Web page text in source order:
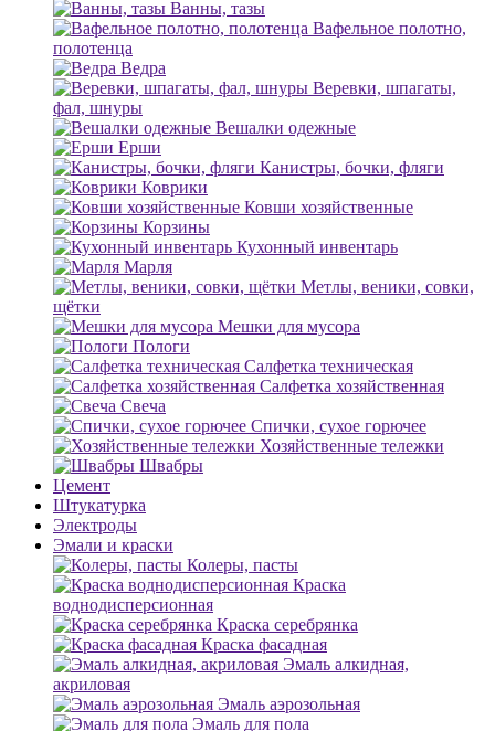
Ванны, тазы
Вафельное полотно,
полотенца
Ведра
Веревки, шпагаты,
фал, шнуры
Вешалки одежные
Ерши
Канистры, бочки, фляги
Коврики
Ковши хозяйственные
Корзины
Кухонный инвентарь
Марля
Метлы, веники, совки,
щётки
Мешки для мусора
Пологи
Салфетка техническая
Салфетка хозяйственная
Свеча
Спички, сухое горючее
Хозяйственные тележки
Швабры
Цемент
Штукатурка
Электроды
Эмали и краски
Колеры, пасты
Краска
воднодисперсионная
Краска серебрянка
Краска фасадная
Эмаль алкидная,
акриловая
Эмаль аэрозольная
Эмаль для пола